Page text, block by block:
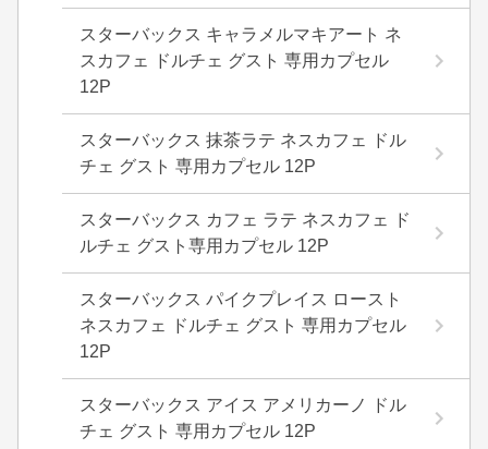
スターバックス キャラメルマキアート ネ
スカフェ ドルチェ グスト 専用カプセル
12P
スターバックス 抹茶ラテ ネスカフェ ドル
チェ グスト 専用カプセル 12P
スターバックス カフェ ラテ ネスカフェ ド
ルチェ グスト専用カプセル 12P
スターバックス パイクプレイス ロースト
ネスカフェ ドルチェ グスト 専用カプセル
12P
スターバックス アイス アメリカーノ ドル
チェ グスト 専用カプセル 12P